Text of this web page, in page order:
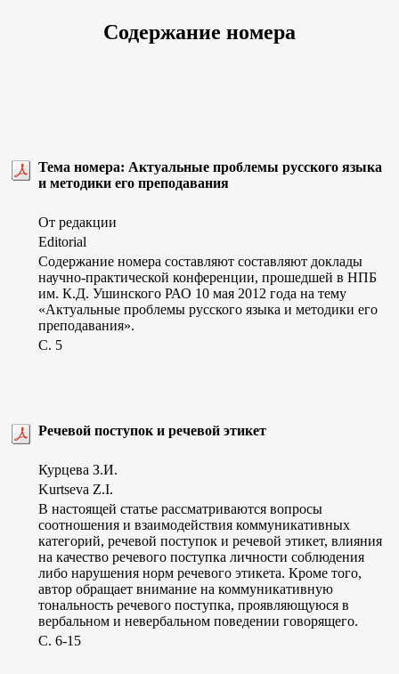
Содержание номера
Тема номера: Актуальные проблемы русского языка
и методики его преподавания
От редакции
Editorial
Содержание номера составляют составляют доклады
научно-практической конференции, прошедшей в НПБ
им. К.Д. Ушинского РАО 10 мая 2012 года на тему
«Актуальные проблемы русского языка и методики его
преподавания».
C. 5
Речевой поступок и речевой этикет
Курцева З.И.
Kurtseva Z.I.
В настоящей статье рассматриваются вопросы
соотношения и взаимодействия коммуникативных
категорий, речевой поступок и речевой этикет, влияния
на качество речевого поступка личности соблюдения
либо нарушения норм речевого этикета. Кроме того,
автор обращает внимание на коммуникативную
тональность речевого поступка, проявляющуюся в
вербальном и невербальном поведении говорящего.
C. 6-15